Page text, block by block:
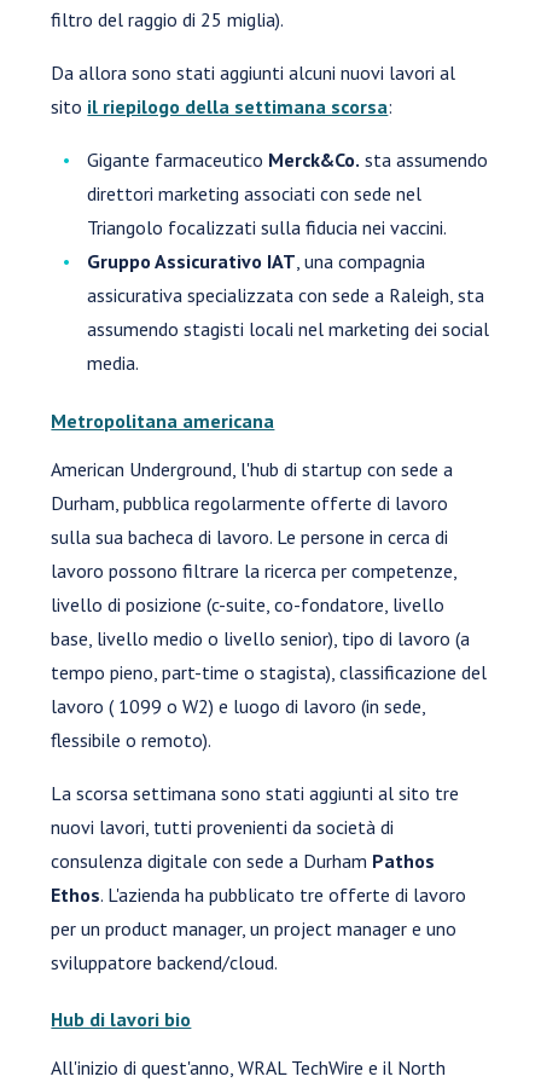
filtro del raggio di 25 miglia).
Da allora sono stati aggiunti alcuni nuovi lavori al
sito il riepilogo della settimana scorsa:
Gigante farmaceutico Merck&Co. sta assumendo
direttori marketing associati con sede nel
Triangolo focalizzati sulla fiducia nei vaccini.
Gruppo Assicurativo IAT, una compagnia
assicurativa specializzata con sede a Raleigh, sta
assumendo stagisti locali nel marketing dei social
media.
Metropolitana americana
American Underground, l'hub di startup con sede a
Durham, pubblica regolarmente offerte di lavoro
sulla sua bacheca di lavoro. Le persone in cerca di
lavoro possono filtrare la ricerca per competenze,
livello di posizione (c-suite, co-fondatore, livello
base, livello medio o livello senior), tipo di lavoro (a
tempo pieno, part-time o stagista), classificazione del
lavoro ( 1099 o W2) e luogo di lavoro (in sede,
flessibile o remoto).
La scorsa settimana sono stati aggiunti al sito tre
nuovi lavori, tutti provenienti da società di
consulenza digitale con sede a Durham Pathos
Ethos. L'azienda ha pubblicato tre offerte di lavoro
per un product manager, un project manager e uno
sviluppatore backend/cloud.
Hub di lavori bio
All'inizio di quest'anno, WRAL TechWire e il North